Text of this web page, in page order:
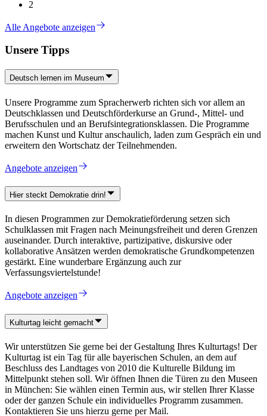
2
Alle Angebote anzeigen
Unsere Tipps
Deutsch lernen im Museum
Unsere Programme zum Spracherwerb richten sich vor allem an
Deutschklassen und Deutschförderkurse an Grund-, Mittel- und
Berufsschulen und an Berufsintegrationsklassen. Die Programme
machen Kunst und Kultur anschaulich, laden zum Gespräch ein und
erweitern den Wortschatz der Teilnehmenden.
Angebote anzeigen
Hier steckt Demokratie drin!
In diesen Programmen zur Demokratieförderung setzen sich
Schulklassen mit Fragen nach Meinungsfreiheit und deren Grenzen
auseinander. Durch interaktive, partizipative, diskursive oder
kollaborative Ansätzen werden demokratische Grundkompetenzen
gestärkt. Eine wunderbare Ergänzung auch zur
Verfassungsviertelstunde!
Angebote anzeigen
Kulturtag leicht gemacht
Wir unterstützen Sie gerne bei der Gestaltung Ihres Kulturtags! Der
Kulturtag ist ein Tag für alle bayerischen Schulen, an dem auf
Beschluss des Landtages von 2010 die Kulturelle Bildung im
Mittelpunkt stehen soll. Wir öffnen Ihnen die Türen zu den Museen
in München: Sie wählen einen Termin aus, wir stellen Ihrer Klasse
oder der ganzen Schule ein individuelles Programm zusammen.
Kontaktieren Sie uns hierzu gerne per Mail.